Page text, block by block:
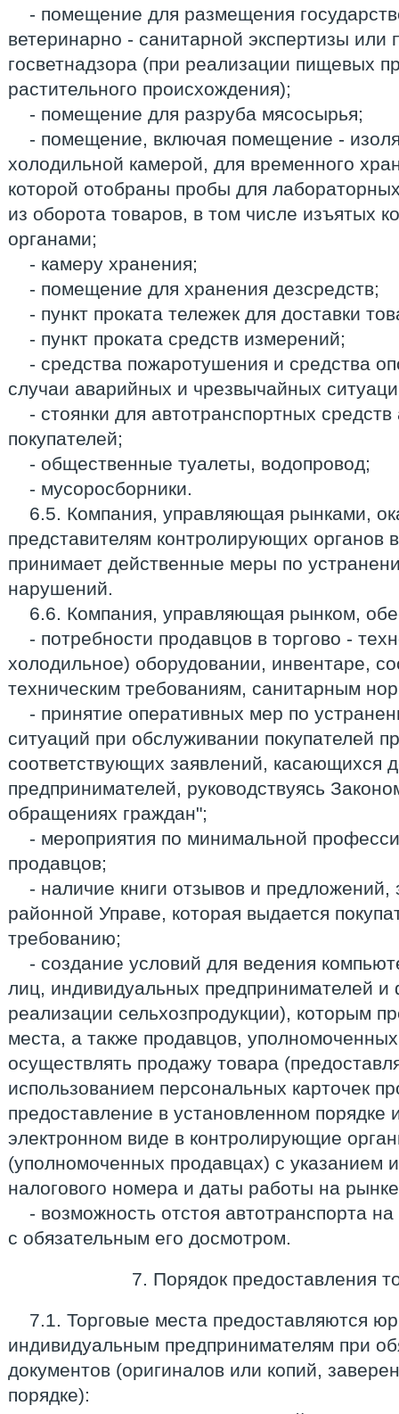
- помещение для размещения
ветеринарно - санитарной экспертизы или
госветнадзора (при реализации пищевых
растительного происхождения);
- помещение для разруба мясосырья;
- помещение, включая помещение -
холодильной камерой, для временного
которой отобраны пробы для
из оборота товаров, в том числе изъятых
органами;
- камеру хранения;
- помещение для хранения дезсредств;
- пункт проката тележек для доставки
- пункт проката средств измерений;
- средства пожаротушения и средства
случаи аварийных и чрезвычайных
- стоянки для автотранспортных
покупателей;
- общественные туалеты, водопровод;
- мусоросборники.
6.5. Компания, управляющая рынками,
представителям контролирующих органов
принимает действенные меры по
нарушений.
6.6. Компания, управляющая рынком,
- потребности продавцов в торгово -
холодильное) оборудовании, инвентаре,
техническим требованиям, санитарным
- принятие оперативных мер по
ситуаций при обслуживании покупателей
соответствующих заявлений, касающихся
предпринимателей, руководствуясь
обращениях граждан";
- мероприятия по минимальной
продавцов;
- наличие книги отзывов и предложений,
районной Управе, которая выдается
требованию;
- создание условий для ведения
лиц, индивидуальных предпринимателей и
реализации сельхозпродукции), которым
места, а также продавцов,
осуществлять продажу товара
использованием персональных карточек
предоставление в установленном
электронном виде в контролирующие
(уполномоченных продавцах) с указанием
налогового номера и даты работы на
- возможность отстоя автотранспорта на
с обязательным его досмотром.
7. Порядок предоставления
7.1. Торговые места предоставляются
индивидуальным предпринимателям при
документов (оригиналов или копий,
порядке):